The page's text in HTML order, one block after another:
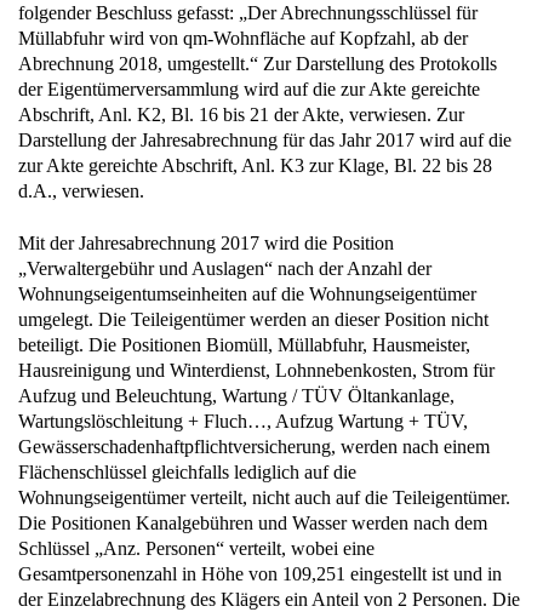
folgender Beschluss gefasst: „Der Abrechnungsschlüssel für
Müllabfuhr wird von qm-Wohnfläche auf Kopfzahl, ab der
Abrechnung 2018, umgestellt.“ Zur Darstellung des Protokolls
der Eigentümerversammlung wird auf die zur Akte gereichte
Abschrift, Anl. K2, Bl. 16 bis 21 der Akte, verwiesen. Zur
Darstellung der Jahresabrechnung für das Jahr 2017 wird auf die
zur Akte gereichte Abschrift, Anl. K3 zur Klage, Bl. 22 bis 28
d.A., verwiesen.
Mit der Jahresabrechnung 2017 wird die Position
„Verwaltergebühr und Auslagen“ nach der Anzahl der
Wohnungseigentumseinheiten auf die Wohnungseigentümer
umgelegt. Die Teileigentümer werden an dieser Position nicht
beteiligt. Die Positionen Biomüll, Müllabfuhr, Hausmeister,
Hausreinigung und Winterdienst, Lohnnebenkosten, Strom für
Aufzug und Beleuchtung, Wartung / TÜV Öltankanlage,
Wartungslöschleitung + Fluch…, Aufzug Wartung + TÜV,
Gewässerschadenhaftpflichtversicherung, werden nach einem
Flächenschlüssel gleichfalls lediglich auf die
Wohnungseigentümer verteilt, nicht auch auf die Teileigentümer.
Die Positionen Kanalgebühren und Wasser werden nach dem
Schlüssel „Anz. Personen“ verteilt, wobei eine
Gesamtpersonenzahl in Höhe von 109,251 eingestellt ist und in
der Einzelabrechnung des Klägers ein Anteil von 2 Personen. Die